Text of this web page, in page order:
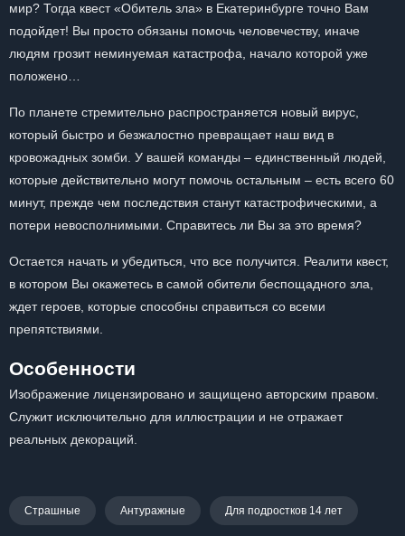
мир? Тогда квест «Обитель зла» в Екатеринбурге точно Вам
подойдет! Вы просто обязаны помочь человечеству, иначе
людям грозит неминуемая катастрофа, начало которой уже
положено…
По планете стремительно распространяется новый вирус,
который быстро и безжалостно превращает наш вид в
кровожадных зомби. У вашей команды – единственный людей,
которые действительно могут помочь остальным – есть всего 60
минут, прежде чем последствия станут катастрофическими, а
потери невосполнимыми. Справитесь ли Вы за это время?
Остается начать и убедиться, что все получится. Реалити квест,
в котором Вы окажетесь в самой обители беспощадного зла,
ждет героев, которые способны справиться со всеми
препятствиями.
Особенности
Изображение лицензировано и защищено авторским правом.
Служит исключительно для иллюстрации и не отражает
реальных декораций.
Страшные Антуражные Для подростков 14 лет